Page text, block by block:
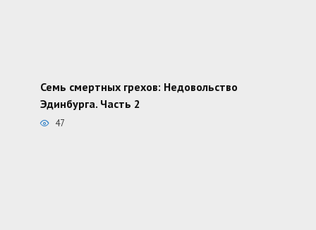
Семь смертных грехов: Недовольство
Эдинбурга. Часть 2
47